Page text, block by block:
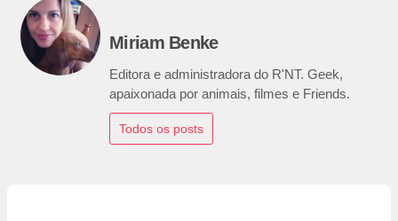
Miriam Benke
Editora e administradora do R'NT. Geek,
apaixonada por animais, filmes e Friends.
Todos os posts